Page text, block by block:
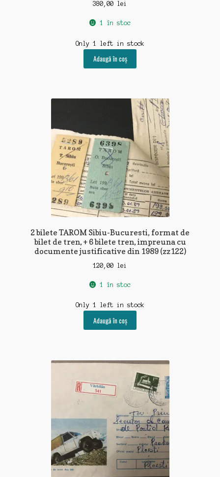
380,00 lei
1 în stoc
Only 1 left in stock
Adaugă în coș
2 bilete TAROM Sibiu-Bucuresti, format de
bilet de tren, + 6 bilete tren, impreuna cu
documente justificative din 1989 (zz122)
120,00 lei
1 în stoc
Only 1 left in stock
Adaugă în coș